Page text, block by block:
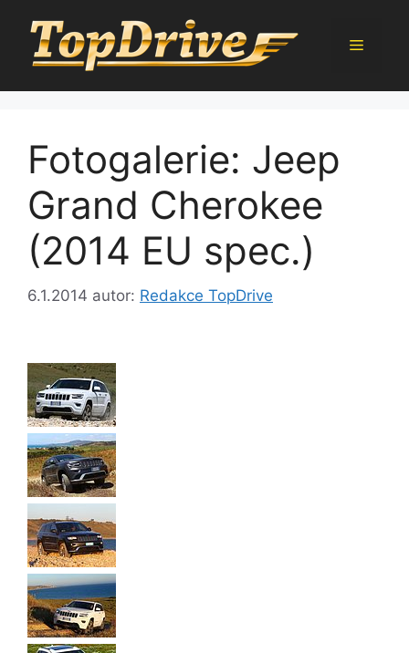
obsah
Menu
Fotogalerie: Jeep
Grand Cherokee
(2014 EU spec.)
6.1.2014 autor: Redakce TopDrive